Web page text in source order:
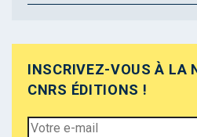
INSCRIVEZ-VOUS À LA
CNRS ÉDITIONS !